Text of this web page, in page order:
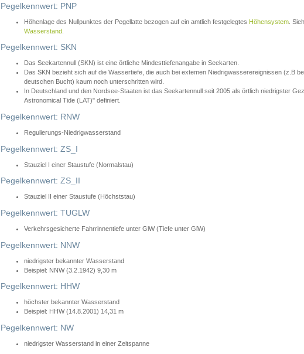
Pegelkennwert: PNP
Höhenlage des Nullpunktes der Pegellatte bezogen auf ein amtlich festgelegtes Höhensystem .
Wasserstand
Pegelkennwert: SKN
Das Seekartennull (SKN) ist eine örtliche Mindesttiefenangabe in Seekarten.
Das SKN bezieht sich auf die Wassertiefe, die auch bei extemen Niedrigwasserereignissen (z.B
deutschen Bucht) kaum noch unterschritten wird.
In Deutschland und den Nordsee-Staaten ist das Seekartennull seit 2005 als örtlich niedrigster
Astronomical Tide (LAT)" definiert.
Pegelkennwert: RNW
Regulierungs-Niedrigwasserstand
Pegelkennwert: ZS_I
Stauziel I einer Staustufe (Normalstau)
Pegelkennwert: ZS_II
Stauziel II einer Staustufe (Höchststau)
Pegelkennwert: TUGLW
Verkehrsgesicherte Fahrrinnentiefe unter GlW (Tiefe unter GlW)
Pegelkennwert: NNW
niedrigster bekannter Wasserstand
Beispiel: NNW (3.2.1942) 9,30 m
Pegelkennwert: HHW
höchster bekannter Wasserstand
Beispiel: HHW (14.8.2001) 14,31 m
Pegelkennwert: NW
niedrigster Wasserstand in einer Zeitspanne